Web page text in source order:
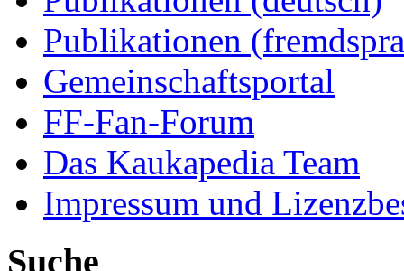
Publikationen
Gemeinschaftsportal
FF-Fan-Forum
Das Kaukapedia Team
Impressum und
Suche